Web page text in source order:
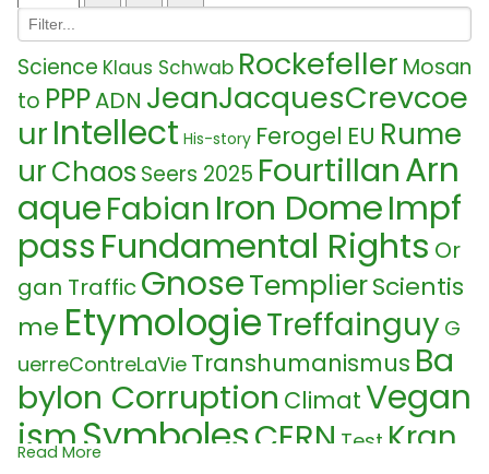
Science Klaus Schwab Rockefeller Mosan
to PPPADN JeanJacquesCrevcoe
urIntellect His-story Ferogel EU Rume
urChaos Seers 2025 FourtillanArn
aqueFabian Iron DomeImpf
passFundamental Rights Or
gan TrafficGnoseTemplierScientis
me EtymologieTreffainguy G
uerreContreLaVie Transhumanismus Ba
bylon Corruption ClimatVegan
ismSymbolesCERN Test Kran
Read More